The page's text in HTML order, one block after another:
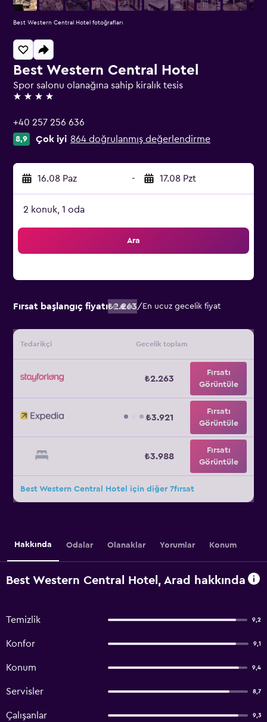
Best Western Central Hotel
Spor salonu olanağına sahip kiralık tesis
4 yıldız
+40 257 256 636
8,9 Çok iyi 864 doğrulanmış değerlendirme
16.08 Paz - 17.08 Pzt
2 konuk, 1 oda
Ara
Fırsat başlangıç fiyatı₺2.263/ En ucuz gecelik fiyat
Tedarikçi Gecelik toplam
₺2.263
Fırsatı
Görüntüle
₺3.921
Fırsatı
Görüntüle
₺3.988
Fırsatı
Görüntüle
Best Western Central Hotel için diğer 7fırsat
Best Western Central Hotel fotoğrafları
Hakkında Odalar Olanaklar Yorumlar Konum
Best Western Central Hotel, Arad hakkında
Temizlik 9,2
Konfor 9,1
Konum 9,4
Servisler 8,7
Çalışanlar 9,3